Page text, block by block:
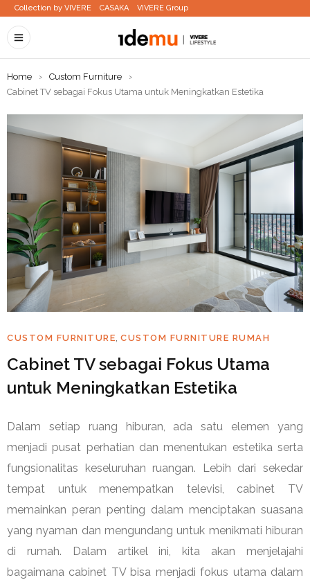
Collection by VIVERE CASAKA VIVERE Group
Home › Custom Furniture
›
Cabinet TV sebagai Fokus Utama untuk Meningkatkan Estetika
CUSTOM FURNITURE, CUSTOM FURNITURE RUMAH
Cabinet TV sebagai Fokus Utama
untuk Meningkatkan Estetika
Dalam setiap ruang hiburan, ada satu elemen yang
menjadi pusat perhatian dan menentukan estetika serta
fungsionalitas keseluruhan ruangan. Lebih dari sekedar
tempat untuk menempatkan televisi, cabinet TV
memainkan peran penting dalam menciptakan suasana
yang nyaman dan mengundang untuk menikmati hiburan
di rumah. Dalam artikel ini, kita akan menjelajahi
bagaimana cabinet TV bisa menjadi fokus utama dalam